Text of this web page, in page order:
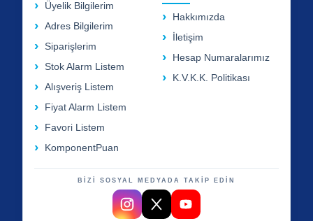
Üyelik Bilgilerim
Adres Bilgilerim
Siparişlerim
Stok Alarm Listem
Alışveriş Listem
Fiyat Alarm Listem
Favori Listem
KomponentPuan
Hakkımızda
İletişim
Hesap Numaralarımız
K.V.K.K. Politikası
BİZİ SOSYAL MEDYADA TAKİP EDİN